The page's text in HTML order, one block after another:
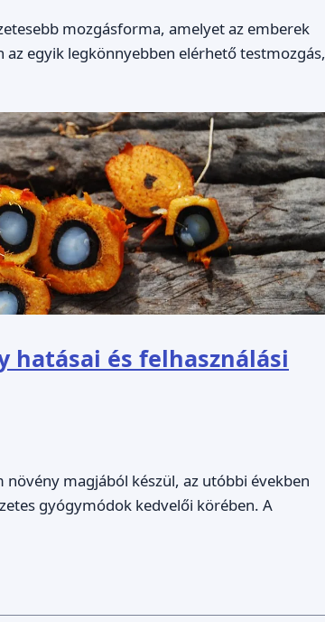
mozgásforma, amelyet az emberek
egyik legkönnyebben elérhető testmozgás,
és felhasználási
magjából készül, az utóbbi években
gyógymódok kedvelői körében. A